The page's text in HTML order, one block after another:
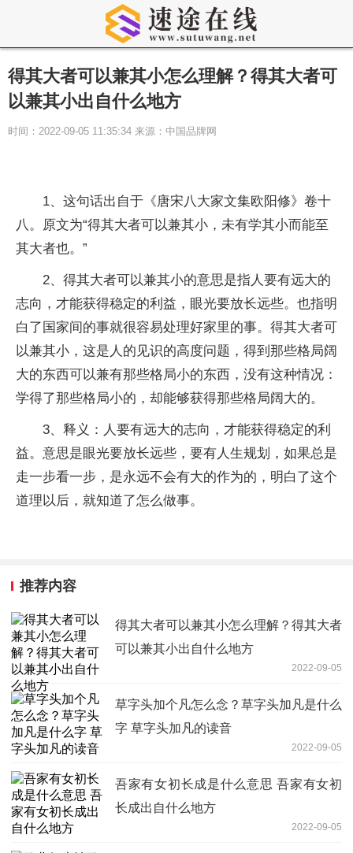
得其大者可以兼其小怎么理解？得其大者可
以兼其小出自什么地方
时间：2022-09-05 11:35:34 来源：中国品牌网
1、这句话出自于《唐宋八大家文集欧阳修》卷十
八。原文为“得其大者可以兼其小，未有学其小而能至
其大者也。”
2、得其大者可以兼其小的意思是指人要有远大的
志向，才能获得稳定的利益，眼光要放长远些。也指明
白了 国家间的事就很容易处理好家里的事。得其大者可
以兼其小，这是人的见识的高度问题，得到那些格局阔
大的东西可以兼有那些格局小的东西，没有这种情况：
学得了那些格局小的，却能够获得那些格局阔大的。
3、释义：人要有远大的志向，才能获得稳定的利
益。意思是眼光要放长远些，要有人生规划，如果总是
走一步看一步，是永远不会有大的作为的，明白了这个
道理以后，就知道了怎么做事。
推荐内容
得其大者可以兼其小怎么理解？得其大者
可以兼其小出自什么地方
2022-09-05
草字头加个凡怎么念？草字头加凡是什么
字 草字头加凡的读音
2022-09-05
吾家有女初长成是什么意思 吾家有女初
长成出自什么地方
2022-09-05